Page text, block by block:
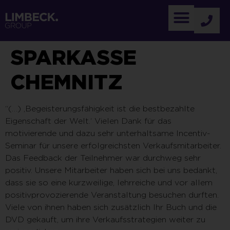
SPARKASSE
CHEMNITZ
“(…) ‚Begeisterungsfähigkeit ist die bestbezahlte
Eigenschaft der Welt.‘ Vielen Dank für das
motivierende und dazu sehr unterhaltsame Incentiv-
Seminar für unsere erfolgreichsten Verkaufsmitarbeiter.
Das Feedback der Teilnehmer war durchweg sehr
positiv. Unsere Mitarbeiter haben sich bei uns bedankt,
dass sie so eine kurzweilige, lehrreiche und vor allem
positivprovozierende Veranstaltung besuchen durften.
Viele von ihnen haben sich zusätzlich Ihr Buch und die
DVD gekauft, um ihre Verkaufsstrategien weiter zu